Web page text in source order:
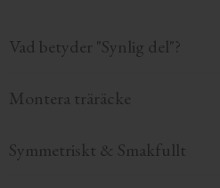
Vad betyder "Synlig del"?
Montera träräcke
Symmetriskt & Smakfullt